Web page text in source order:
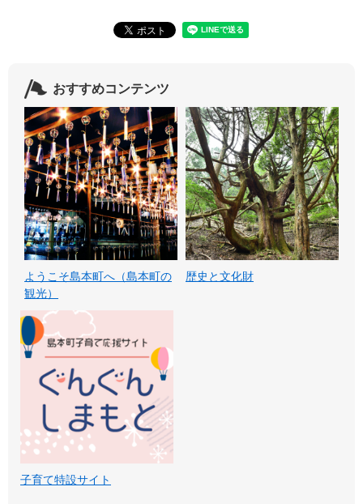
おすすめコンテンツ
ようこそ島本町へ（島本町の
観光）
歴史と文化財
子育て特設サイト